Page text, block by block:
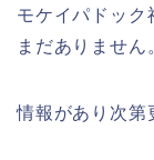
モケイパドック
まだありません
情報があり次第